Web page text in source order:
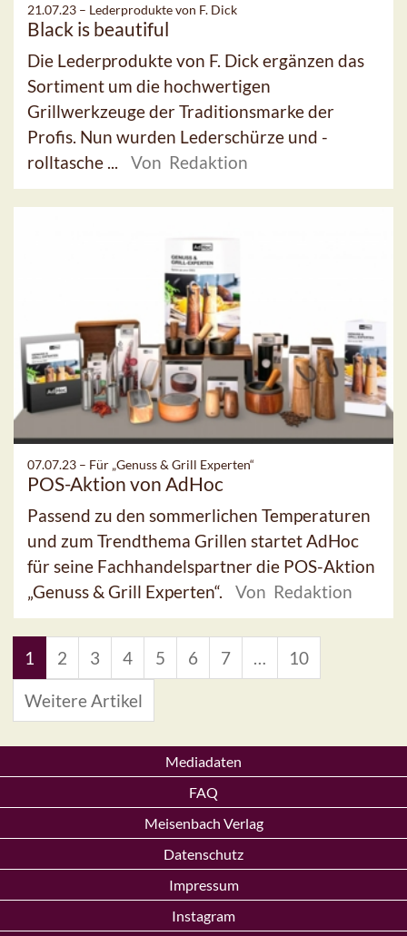
21.07.23 – Lederprodukte von F. Dick
Black is beautiful
Die Lederprodukte von F. Dick ergänzen das
Sortiment um die hochwertigen
Grillwerkzeuge der Traditionsmarke der
Profis. Nun wurden Lederschürze und -
rolltasche ...
Von Redaktion
07.07.23 – Für „Genuss & Grill Experten“
POS-Aktion von AdHoc
Passend zu den sommerlichen Temperaturen
und zum Trendthema Grillen startet AdHoc
für seine Fachhandelspartner die POS-Aktion
„Genuss & Grill Experten“.
Von Redaktion
1 2 3 4 5 6 7 … 10
Weitere Artikel
Mediadaten
FAQ
Meisenbach Verlag
Datenschutz
Impressum
Instagram